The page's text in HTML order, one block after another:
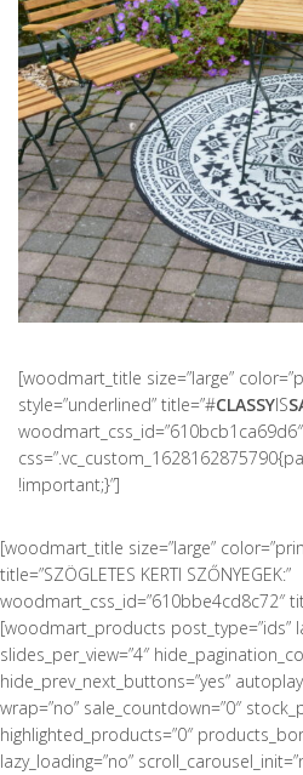
[woodmart_title size=”large”
style=”underlined” title=”#CLASSYIS
!important;}”]
[woodmart_title size=”large”
title=”SZÖGLETES KERTI SZŐNYEGEK:”
woodmart_css_id=”610bbe4cd8c72″
[woodmart_products post_type=”ids”
slides_per_view=”4″
hide_prev_next_buttons=”yes”
wrap=”no” sale_countdown=”0″
highlighted_products=”0″
lazy_loading=”no”